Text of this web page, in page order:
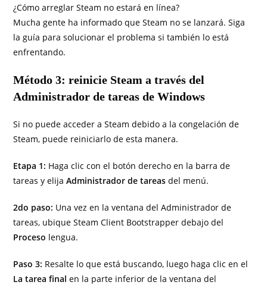
¿Cómo arreglar Steam no estará en línea?
Mucha gente ha informado que Steam no se lanzará. Siga
la guía para solucionar el problema si también lo está
enfrentando.
Método 3: reinicie Steam a través del
Administrador de tareas de Windows
Si no puede acceder a Steam debido a la congelación de
Steam, puede reiniciarlo de esta manera.
Etapa 1: Haga clic con el botón derecho en la barra de
tareas y elijaAdministrador de tareas del menú.
2do paso: Una vez en la ventana del Administrador de
tareas, ubique Steam Client Bootstrapper debajo del
Proceso lengua.
Paso 3: Resalte lo que está buscando, luego haga clic en el
La tarea final en la parte inferior de la ventana del